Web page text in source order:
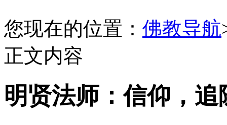
您现在的位置： 佛教导航
正文内容
明贤法师：信仰，